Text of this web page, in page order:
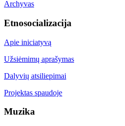
Archyvas
Etnosocializacija
Apie iniciatyvą
Užsiėmimų aprašymas
Dalyvių atsiliepimai
Projektas spaudoje
Muzika